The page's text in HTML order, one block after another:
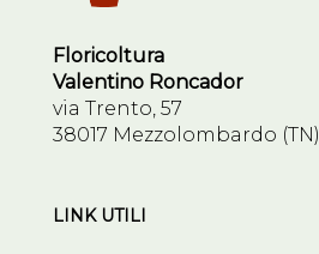
Floricoltura
Valentino Roncador
via Trento, 57
38017 Mezzolombardo (TN)
LINK UTILI